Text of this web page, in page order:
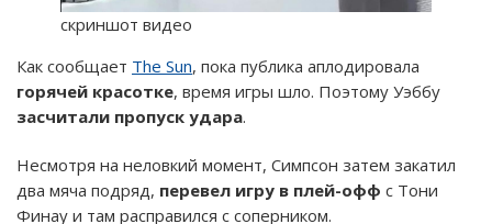
скриншот видео
Как сообщает The Sun, пока публика аплодировала
горячей красотке, время игры шло. Поэтому Уэббу
засчитали пропуск удара.
Несмотря на неловкий момент, Симпсон затем закатил
два мяча подряд, перевел игру в плей-офф с Тони
Финау и там расправился с соперником.